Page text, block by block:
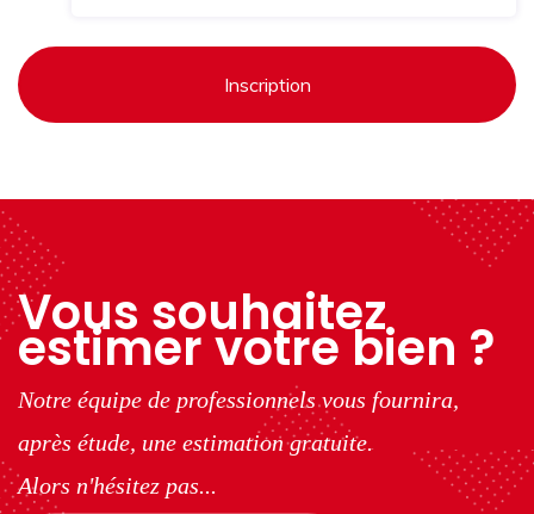
Inscription
Vous souhaitez
estimer votre bien ?
Notre équipe de professionnels vous fournira,
après étude, une estimation gratuite.
Alors n'hésitez pas...